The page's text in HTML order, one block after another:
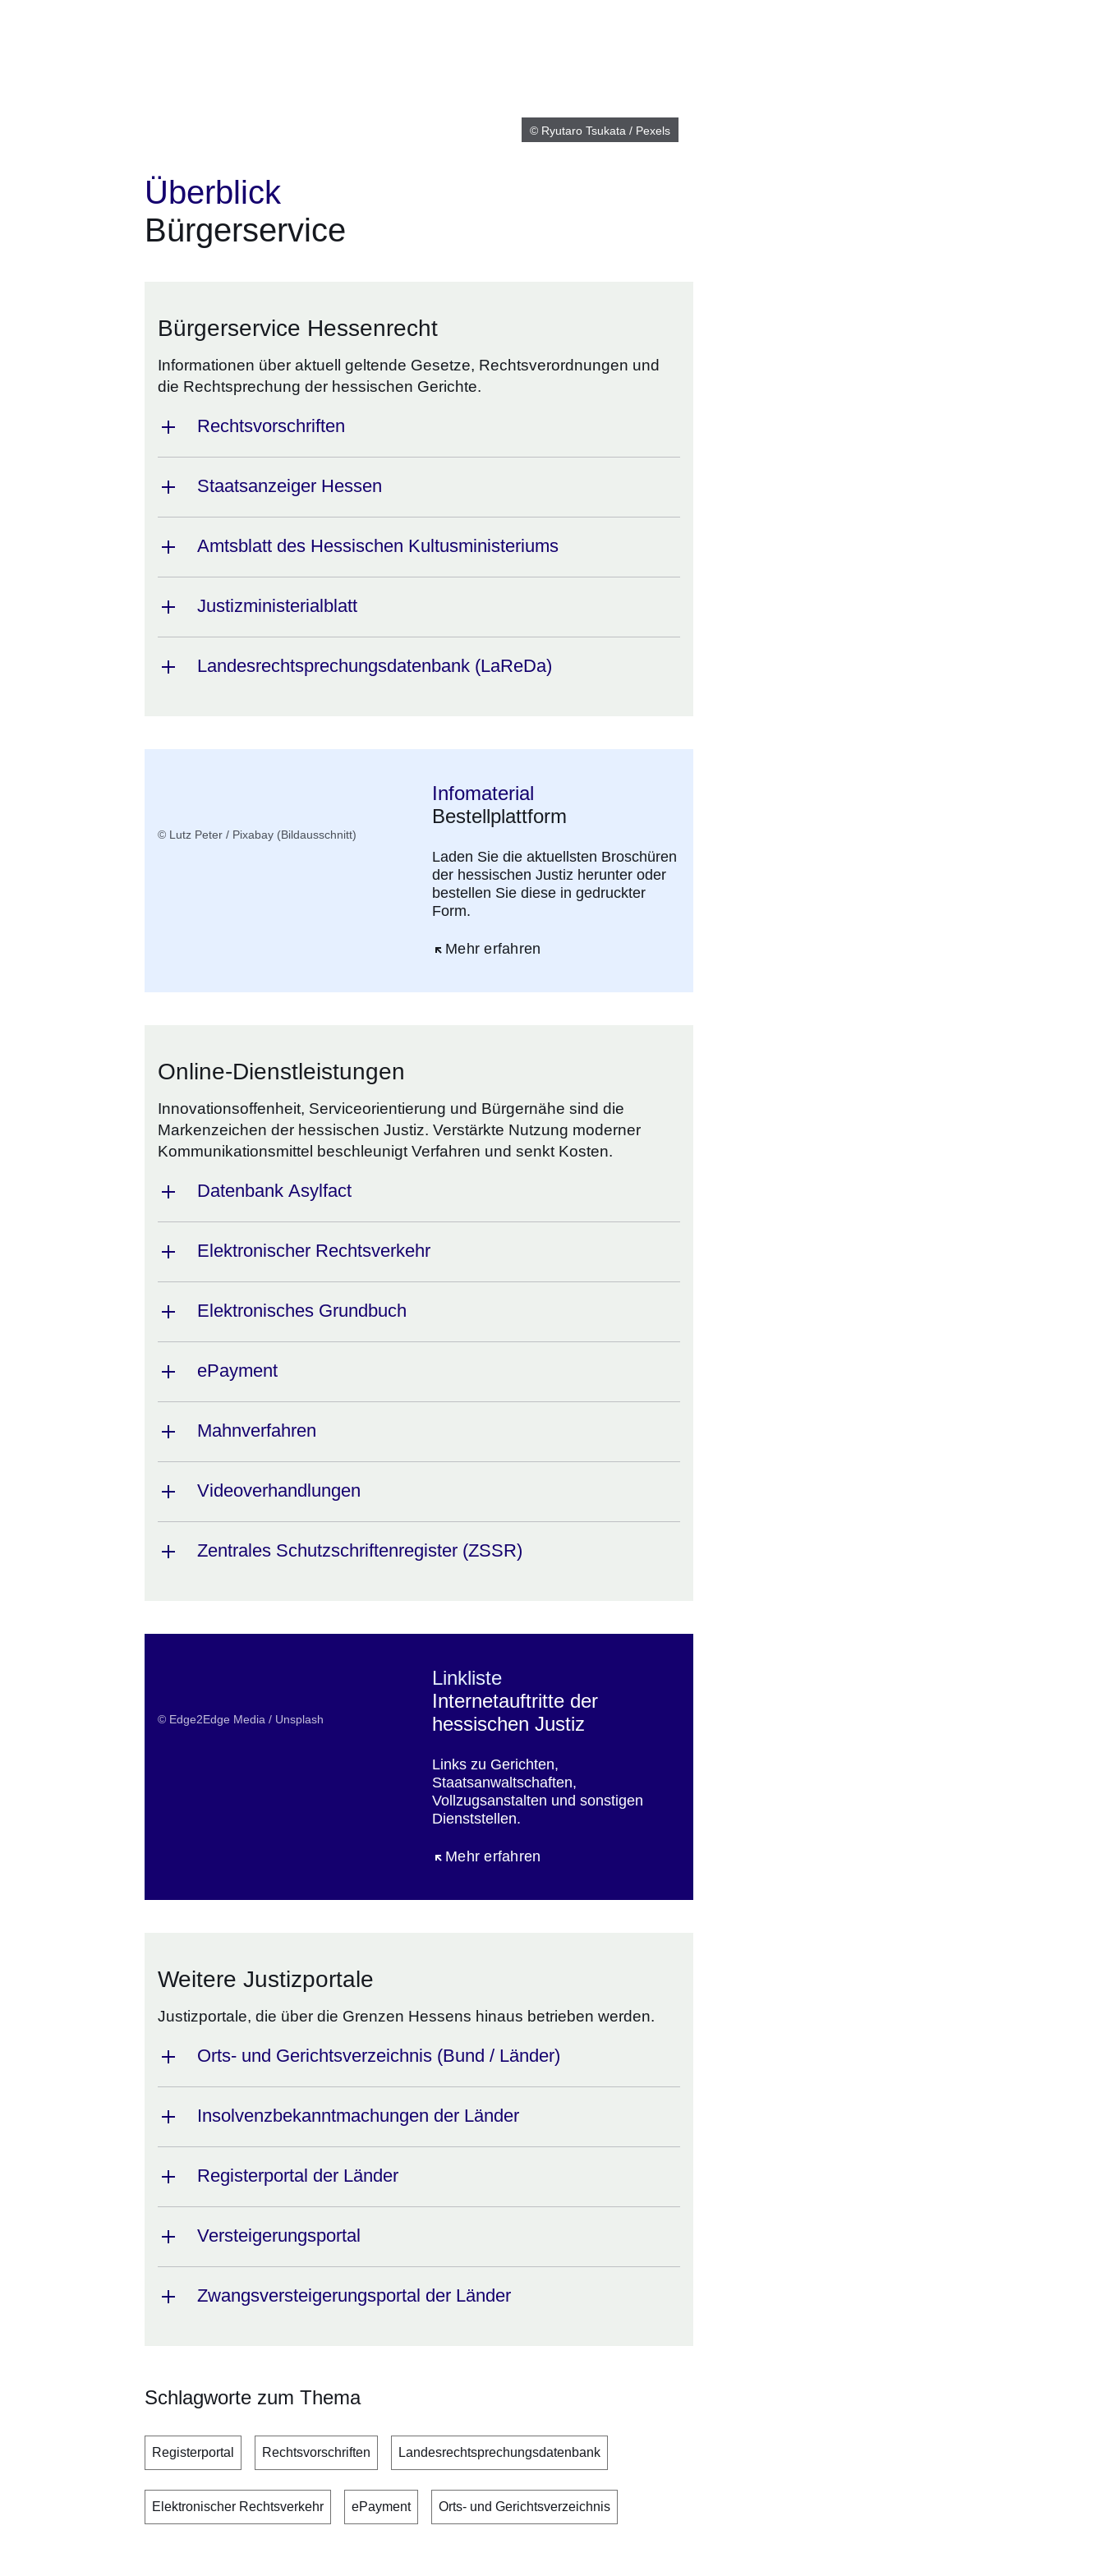
© Ryutaro Tsukata / Pexels
Überblick
Bürgerservice
Bürgerservice Hessenrecht
Informationen über aktuell geltende Gesetze, Rechtsverordnungen und
die Rechtsprechung der hessischen Gerichte.
Rechtsvorschriften
Staatsanzeiger Hessen
Amtsblatt des Hessischen Kultusministeriums
Justizministerialblatt
Landesrechtsprechungsdatenbank (LaReDa)
© Lutz Peter / Pixabay (Bildausschnitt)
Infomaterial
Bestellplattform
Laden Sie die aktuellsten Broschüren
der hessischen Justiz herunter oder
bestellen Sie diese in gedruckter
Form.
Mehr erfahren
Öffnet sich in einem neuen Fenster
Online-Dienstleistungen
Innovationsoffenheit, Serviceorientierung und Bürgernähe sind die
Markenzeichen der hessischen Justiz. Verstärkte Nutzung moderner
Kommunikationsmittel beschleunigt Verfahren und senkt Kosten.
Datenbank Asylfact
Elektronischer Rechtsverkehr
Elektronisches Grundbuch
ePayment
Mahnverfahren
Videoverhandlungen
Zentrales Schutzschriftenregister (ZSSR)
© Edge2Edge Media / Unsplash
Linkliste
Internetauftritte der
hessischen Justiz
Links zu Gerichten,
Staatsanwaltschaften,
Vollzugsanstalten und sonstigen
Dienststellen.
Mehr erfahren
Öffnet sich in einem neuen Fenster
Weitere Justizportale
Justizportale, die über die Grenzen Hessens hinaus betrieben werden.
Orts- und Gerichtsverzeichnis (Bund / Länder)
Insolvenzbekanntmachungen der Länder
Registerportal der Länder
Versteigerungsportal
Zwangsversteigerungsportal der Länder
Schlagworte zum Thema
Registerportal Rechtsvorschriften Landesrechtsprechungsdatenbank
Elektronischer Rechtsverkehr ePayment Orts- und Gerichtsverzeichnis